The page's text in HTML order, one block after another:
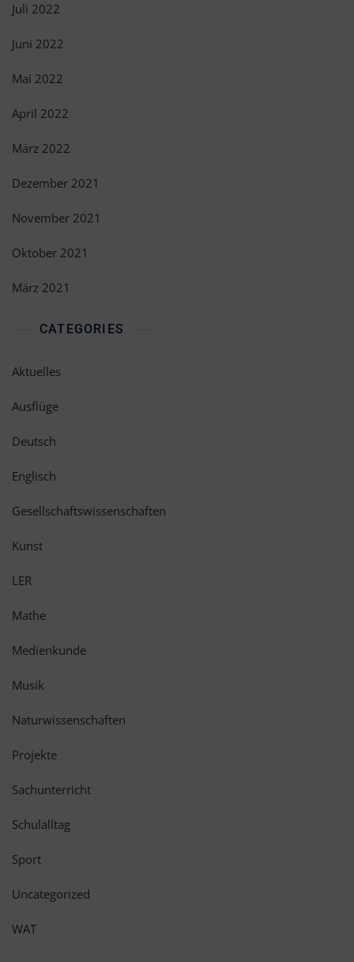
Juli 2022
Juni 2022
Mai 2022
April 2022
März 2022
Dezember 2021
November 2021
Oktober 2021
März 2021
CATEGORIES
Aktuelles
Ausflüge
Deutsch
Englisch
Gesellschaftswissenschaften
Kunst
LER
Mathe
Medienkunde
Musik
Naturwissenschaften
Projekte
Sachunterricht
Schulalltag
Sport
Uncategorized
WAT